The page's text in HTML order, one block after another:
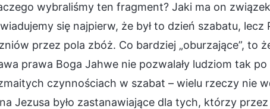
wybraliśmy ten fragment? Jaki ma on
się najpierw, że był to dzień szabatu, lecz
przez pola zbóż. Co bardziej „oburzające”, to
prawa Boga Jahwe nie pozwalały ludziom tak
czynnościach w szabat – wielu rzeczy nie
Jezusa było zastanawiające dla tych, którzy